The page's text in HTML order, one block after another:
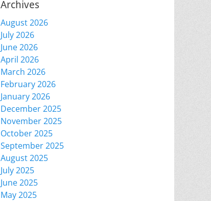
Archives
August 2026
July 2026
June 2026
April 2026
March 2026
February 2026
January 2026
December 2025
November 2025
October 2025
September 2025
August 2025
July 2025
June 2025
May 2025